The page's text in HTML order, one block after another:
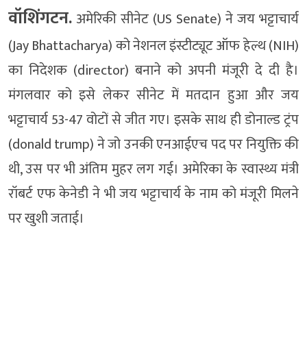
वॉशिंगटन. अमेरिकी सीनेट (US Senate) ने जय भट्टाचार्य
(Jay Bhattacharya) को नेशनल इंस्टीट्यूट ऑफ हेल्थ (NIH)
का निदेशक (director) बनाने को अपनी मंजूरी दे दी है।
मंगलवार को इसे लेकर सीनेट में मतदान हुआ और जय
भट्टाचार्य 53-47 वोटों से जीत गए। इसके साथ ही डोनाल्ड ट्रंप
(donald trump) ने जो उनकी एनआईएच पद पर नियुक्ति की
थी, उस पर भी अंतिम मुहर लग गई। अमेरिका के स्वास्थ्य मंत्री
रॉबर्ट एफ केनेडी ने भी जय भट्टाचार्य के नाम को मंजूरी मिलने
पर खुशी जताई।